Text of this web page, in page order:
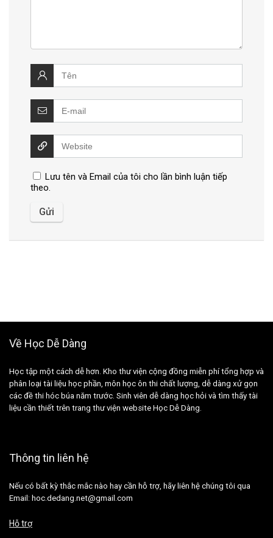
Lưu tên và Email của tôi cho lần bình luận tiếp
theo.
Về Học Dễ Dàng
Học tập một cách dễ hơn. Kho thư viện cộng đồng miễn phí tổng hợp và
phân loại tài liệu học phần, môn học ôn thi chất lượng, dễ dàng xử gọn
các đề thi hóc búa năm trước. Sinh viên dễ dàng học hỏi và tìm thấy tài
liệu cần thiết trên trang thư viện website Học Dễ Dàng.
Thông tin liên hệ
Nếu có bất kỳ thắc mắc nào hay cần hỗ trợ, hãy liên hệ chúng tôi qua
Email: hoc.dedang.net@gmail.com
Hỗ trợ